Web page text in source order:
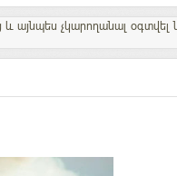
այնպես չկարողանալ օգտվել